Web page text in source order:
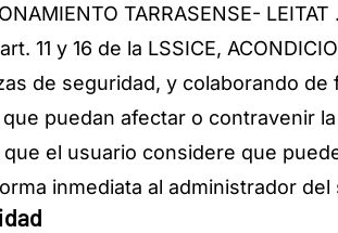
TARRASENSE- LEITAT .
11 y 16 de la LSSICE,
de seguridad, y colaborando
puedan afectar o contravenir
el usuario considere que
inmediata al administrador del